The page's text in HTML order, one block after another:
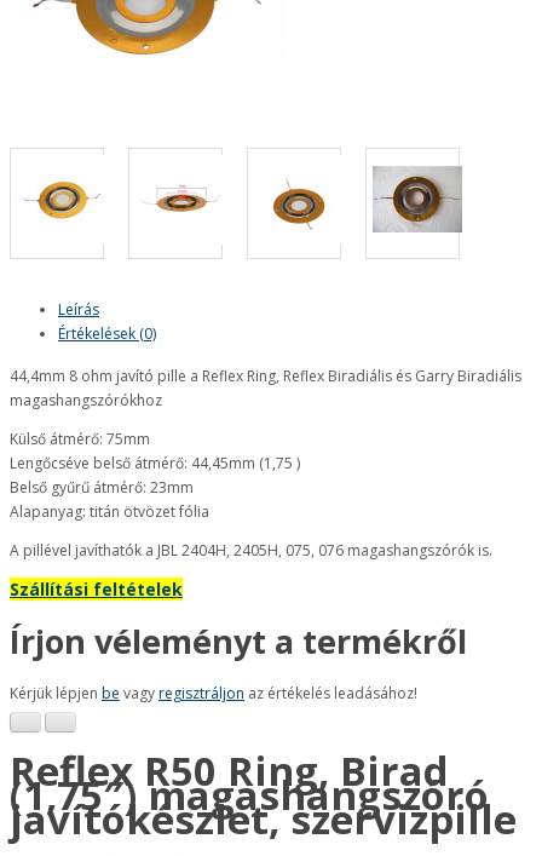
Leírás
Értékelések (0)
44,4mm 8 ohm javító pille a Reflex Ring, Reflex Biradiális és Garry Biradiális
magashangszórókhoz
Külső átmérő: 75mm
Lengőcséve belső átmérő: 44,45mm (1,75 )
Belső gyűrű átmérő: 23mm
Alapanyag: titán ötvözet fólia
A pillével javíthatók a JBL 2404H, 2405H, 075, 076 magashangszórók is.
Szállítási feltételek
Írjon véleményt a termékről
Kérjük lépjen be vagyregisztráljon az értékelés leadásához!
Reflex R50 Ring, Birad
(1,75″) magashangszóró
javítókészlet, szervizpille